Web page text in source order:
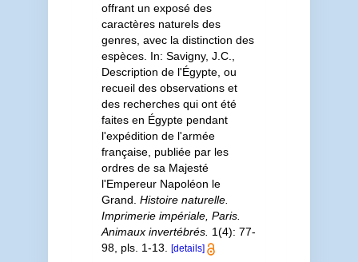
offrant un exposé des
caractères naturels des
genres, avec la distinction des
espèces. In: Savigny, J.C.,
Description de l'Égypte, ou
recueil des observations et
des recherches qui ont été
faites en Égypte pendant
l'expédition de l'armée
française, publiée par les
ordres de sa Majesté
l'Empereur Napoléon le
Grand. Histoire naturelle.
Imprimerie impériale, Paris.
Animaux invertébrés. 1(4): 77-
98, pls. 1-13.
[details]